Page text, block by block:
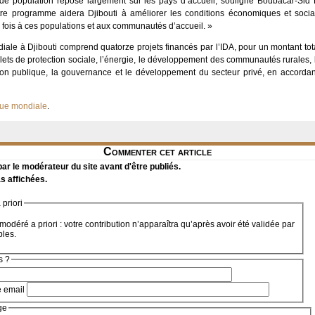
programme aidera Djibouti à améliorer les conditions économiques et
à ces populations et aux communautés d’accueil. »
à Djibouti comprend quatorze projets financés par l’IDA, pour un montant
de protection sociale, l’énergie, le développement des communautés
publique, la gouvernance et le développement du secteur privé, en
mondiale.
Commenter cet article
le modérateur du site avant d'être publiés.
affichées.
priori
a priori : votre contribution n’apparaîtra qu’après avoir été validée par
?
email